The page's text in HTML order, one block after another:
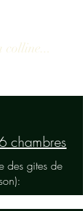
colline...
chambres
des gites de